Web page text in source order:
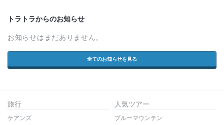
トラトラからのお知らせ
お知らせはまだありません。
全てのお知らせを見る
旅行
ケアンズ
人気ツアー
ブルーマウンテン